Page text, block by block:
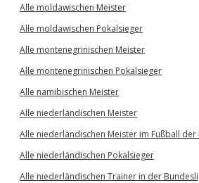
Alle moldawischen Meister
Alle moldawischen Pokalsieger
Alle montenegrinischen Meister
Alle montenegrinischen Pokalsieger
Alle namibischen Meister
Alle niederländischen Meister
Alle niederländischen Meister im Fußball der
Alle niederländischen Pokalsieger
Alle niederländischen Trainer in der